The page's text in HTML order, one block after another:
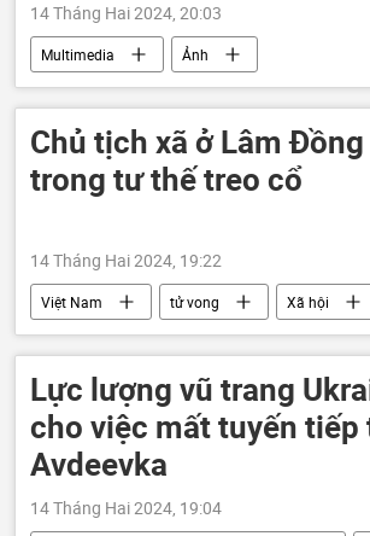
14 Tháng Hai 2024, 20:03
Multimedia Ảnh
Chủ tịch xã ở Lâm
trong tư thế treo cổ
14 Tháng Hai 2024, 19:22
Việt Nam tử vong Xã hội
Lực lượng vũ trang
cho việc mất tuyến tiếp
Avdeevka
14 Tháng Hai 2024, 19:04